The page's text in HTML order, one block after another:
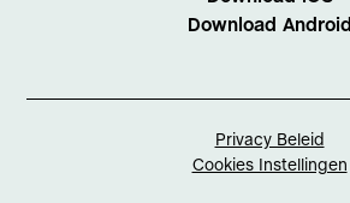
Download Android
Privacy Beleid
Cookies Instellingen